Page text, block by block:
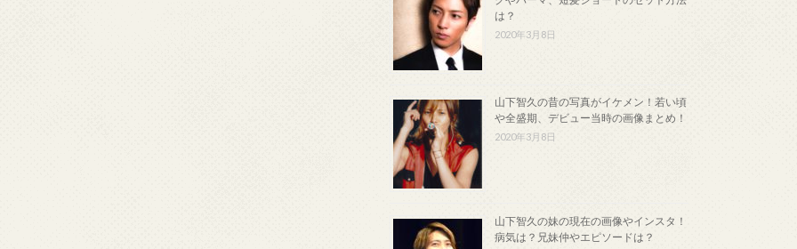
は？
2020年3月8日
山下智久の昔の写真がイケメン！若い頃
や全盛期、デビュー当時の画像まとめ！
2020年3月8日
山下智久の妹の現在の画像やインスタ！
病気は？兄妹仲やエピソードは？